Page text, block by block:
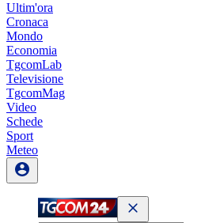
Ultim'ora
Cronaca
Mondo
Economia
TgcomLab
Televisione
TgcomMag
Video
Schede
Sport
Meteo